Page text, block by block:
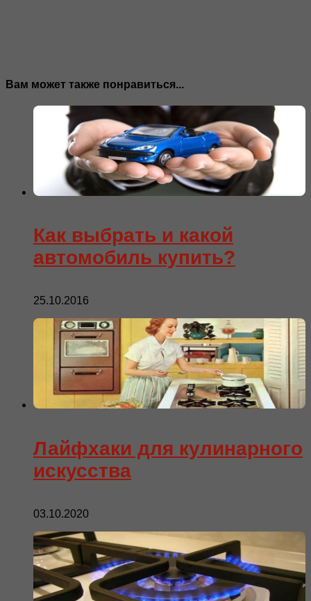
Вам может также понравиться...
Как выбрать и какой
автомобиль купить?
25.10.2016
Лайфхаки для кулинарного
искусства
03.10.2020